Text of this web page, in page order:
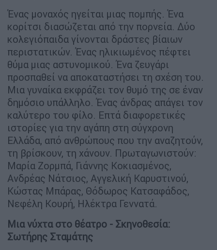
Ένας μοναχός ηγείται μιας πομπής. Ένα
κορίτσι διασώζεται από την πορνεία. Δύο
κολεγιόπαιδα γίνονται δράστες βίαιων
περιστατικών. Ένας ηλικιωμένος πέφτει
θύμα μιας αστυνομικού. Ένα ζευγάρι
προσπαθεί να αποκαταστήσει τη σχέση του.
Μια γυναίκα εκφράζει τον θυμό της σε έναν
δημόσιο υπάλληλο. Ένας άνδρας απάγει τον
καλύτερο του φίλο. Επτά διαφορετικές
ιστορίες για την αγάπη στη σύγχρονη
Ελλάδα, από ανθρώπους που την αναζητούν,
τη βρίσκουν, τη χάνουν. Πρωταγωνιστούν:
Μαρία Ζορμπά, Γιάννης Κοκιασμένος,
Ανδρέας Νάτσιος, Αγγελική Καρυστινού,
Κώστας Μπάρας, Θόδωρος Κατσαφάδος,
Νεφέλη Κουρή, Ηλέκτρα Γεννατά.
Μια νύχτα στο θέατρο - Σκηνοθεσία:
Σωτήρης Σταμάτης